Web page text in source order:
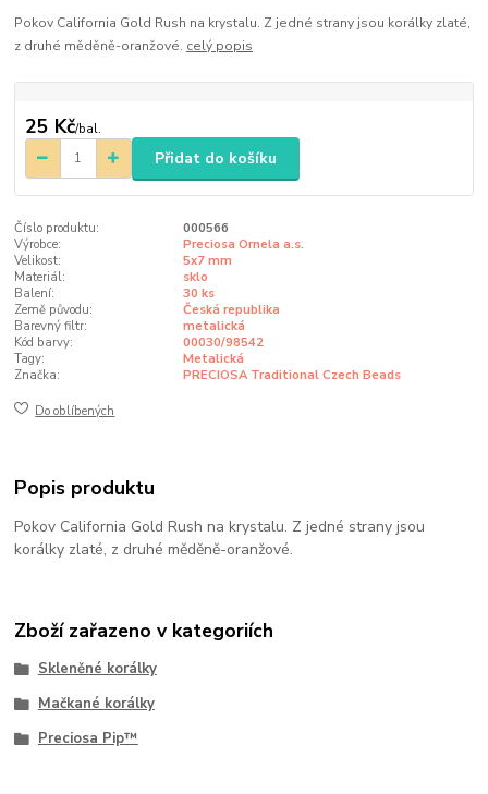
Pokov California Gold Rush na krystalu. Z jedné strany jsou korálky zlaté,
z druhé měděně-oranžové. celý popis
25 Kč/bal.
Přidat do košíku
Číslo produktu:
000566
Výrobce:
Preciosa Ornela a.s.
Velikost:
5x7 mm
Materiál:
sklo
Balení:
30 ks
Země původu:
Česká republika
Barevný filtr:
metalická
Kód barvy:
00030/98542
Tagy:
Metalická
Značka:
PRECIOSA Traditional Czech Beads
Do oblíbených
Popis produktu
Pokov California Gold Rush na krystalu. Z jedné strany jsou
korálky zlaté, z druhé měděně-oranžové.
Zboží zařazeno v kategoriích
Skleněné korálky
Mačkané korálky
Preciosa Pip™